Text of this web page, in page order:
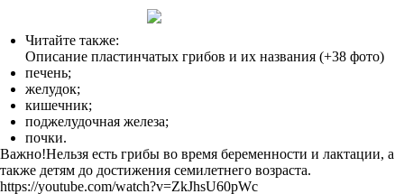
Читайте также:
Описание пластинчатых грибов и их названия (+38 фото)
печень;
желудок;
кишечник;
поджелудочная железа;
почки.
Важно!Нельзя есть грибы во время беременности и лактации, а
также детям до достижения семилетнего возраста.
https://youtube.com/watch?v=ZkJhsU60pWc